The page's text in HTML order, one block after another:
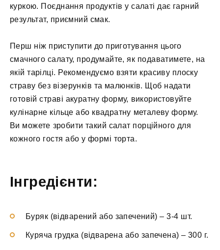
куркою. Поєднання продуктів у салаті дає гарний
результат, приємний смак.
Перш ніж приступити до приготування цього
смачного салату, продумайте, як подаватимете, на
якій тарілці. Рекомендуємо взяти красиву плоску
страву без візерунків та малюнків. Щоб надати
готовій страві акуратну форму, використовуйте
кулінарне кільце або квадратну металеву форму.
Ви можете зробити такий салат порційного для
кожного гостя або у формі торта.
Інгредієнти:
Буряк (відварений або запечений) –3-4 шт.
Куряча грудка (відварена або запечена) –300 г.